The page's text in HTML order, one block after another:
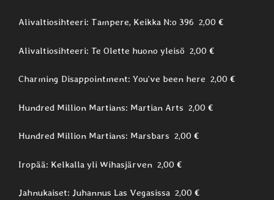
Alivaltiosihteeri: Tampere, Keikka N:o 396 2,00 €
Alivaltiosihteeri: Te Olette huono yleisö 2,00 €
Charming Disappointment: You’ve been here 2,00 €
Hundred Million Martians: Martian Arts 2,00 €
Hundred Million Martians: Marsbars 2,00 €
Iropää: Kelkalla yli Wihasjärven 2,00 €
Jahnukaiset: Juhannus Las Vegasissa 2,00 €